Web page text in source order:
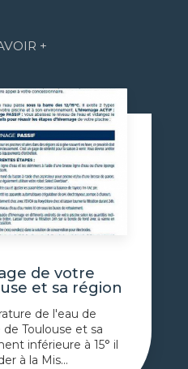
+
de votre
et sa région
de l'eau de
Toulouse et sa
inférieure à 15° il
à la Mis...